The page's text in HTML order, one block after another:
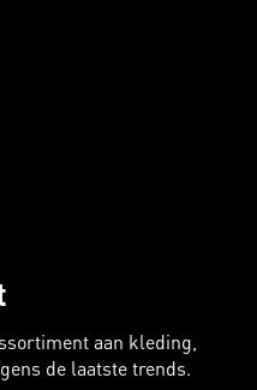
aan kleding,
de laatste trends.